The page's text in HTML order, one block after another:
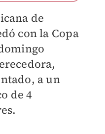
de
con la Copa
a un
de 4